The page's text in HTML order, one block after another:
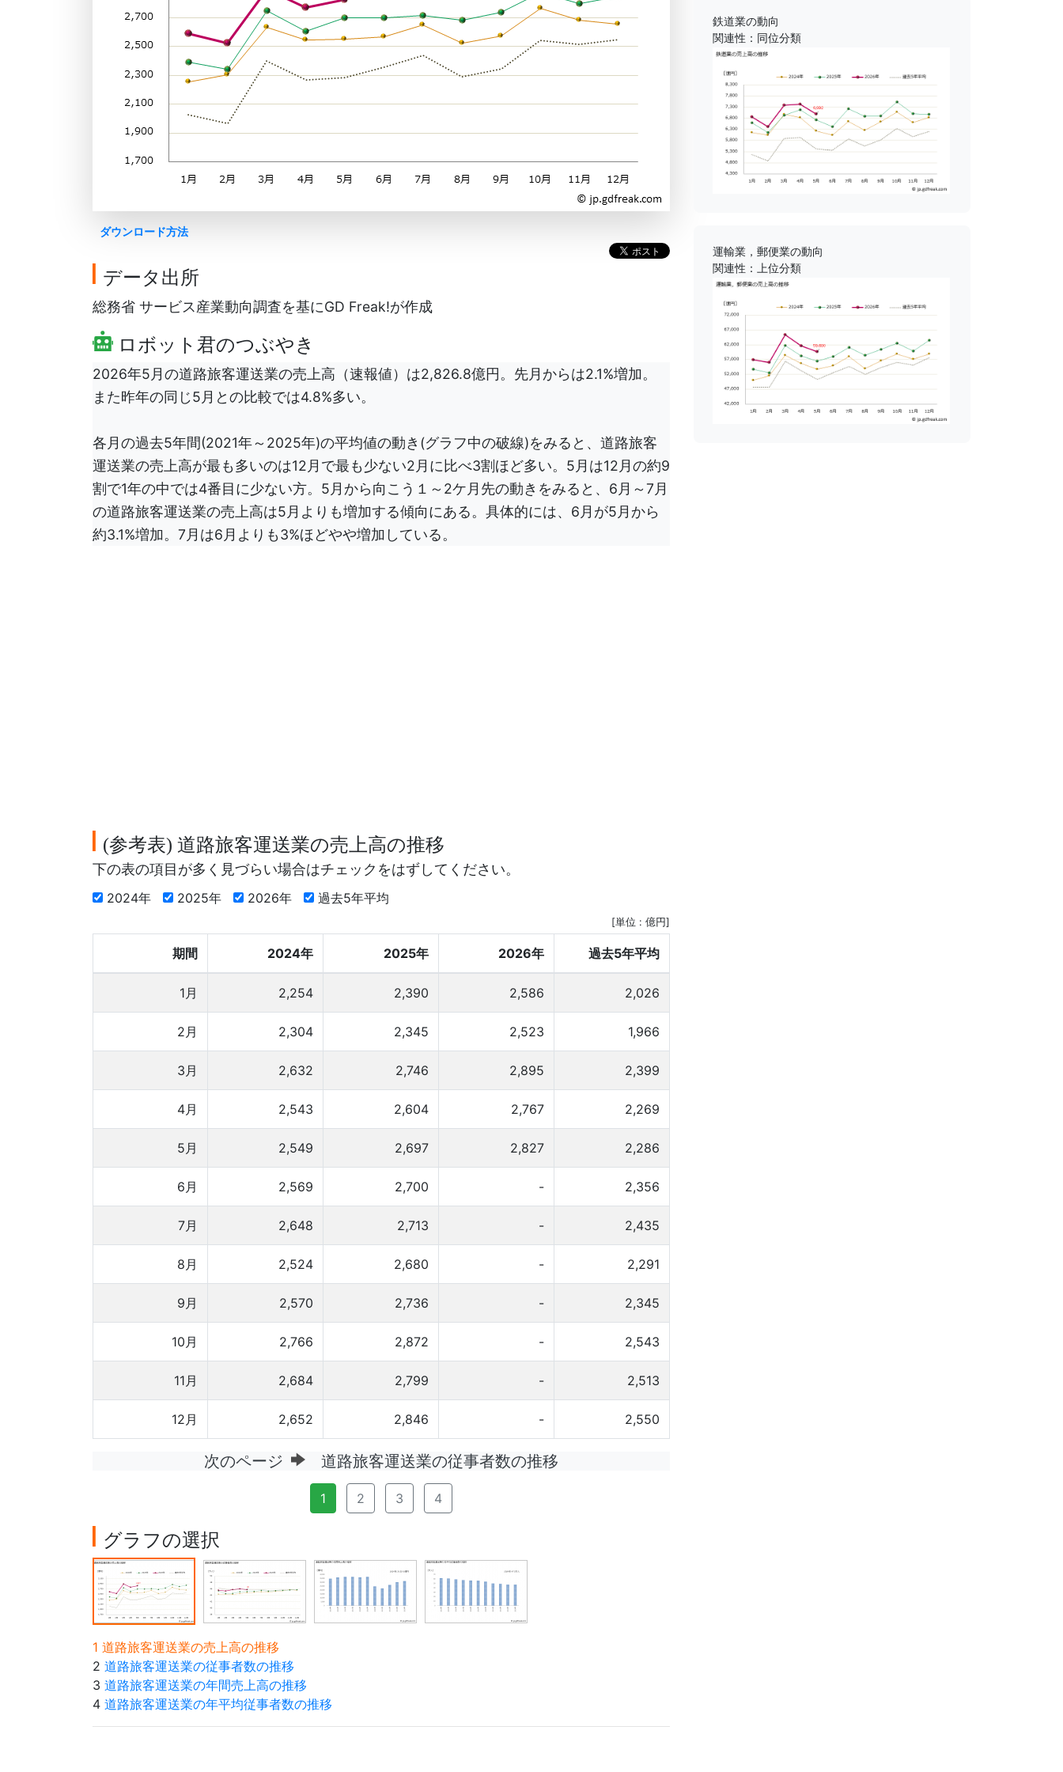
ダウンロード方法
データ出所
総務省 サービス産業動向調査を基にGD Freak!が作成
ロボット君のつぶやき
2026年5月の道路旅客運送業の売上高（速報値）は2,826.8億円。先月からは2.1%増加。
また昨年の同じ5月との比較では4.8%多い。
各月の過去5年間(2021年～2025年)の平均値の動き(グラフ中の破線)をみると、道路旅客
運送業の売上高が最も多いのは12月で最も少ない2月に比べ3割ほど多い。5月は12月の約9
割で1年の中では4番目に少ない方。5月から向こう１～2ケ月先の動きをみると、6月～7月
の道路旅客運送業の売上高は5月よりも増加する傾向にある。具体的には、6月が5月から
約3.1%増加。7月は6月よりも3%ほどやや増加している。
(参考表) 道路旅客運送業の売上高の推移
下の表の項目が多く見づらい場合はチェックをはずしてください。
2024年 2025年 2026年 過去5年平均
[単位 : 億円]
期間 2024年 2025年 2026年 過去5年平均
1月 2,254 2,390 2,586 2,026
2月 2,304 2,345 2,523 1,966
3月 2,632 2,746 2,895 2,399
4月 2,543 2,604 2,767 2,269
5月 2,549 2,697 2,827 2,286
6月 2,569 2,700 - 2,356
7月 2,648 2,713 - 2,435
8月 2,524 2,680 - 2,291
9月 2,570 2,736 - 2,345
10月 2,766 2,872 - 2,543
11月 2,684 2,799 - 2,513
12月 2,652 2,846 - 2,550
次のページ 道路旅客運送業の従事者数の推移
1 2 3 4
グラフの選択
1 道路旅客運送業の売上高の推移
2 道路旅客運送業の従事者数の推移
3 道路旅客運送業の年間売上高の推移
4 道路旅客運送業の年平均従事者数の推移
鉄道業の動向
関連性：同位分類
運輸業，郵便業の動向
関連性：上位分類